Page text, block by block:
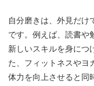
自分磨きは、外見だけ
です。例えば、読書や
新しいスキルを身につ
た、フィットネスやヨ
体力を向上させると同